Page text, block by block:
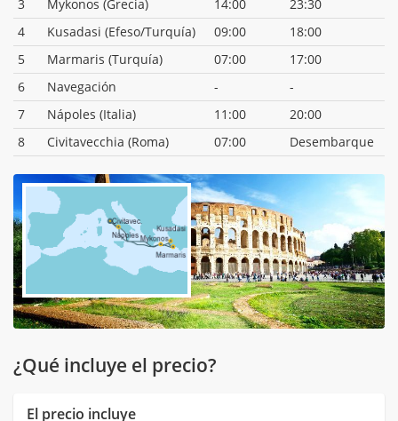
3
Mykonos (Grecia) 14:00
23:30
4
Kusadasi (Efeso/Turquía) 09:00
18:00
5
Marmaris (Turquía) 07:00
17:00
6
Navegación -
-
7
Nápoles (Italia) 11:00
20:00
8
Civitavecchia (Roma) 07:00 Desembarque
¿Qué incluye el precio?
El precio incluye